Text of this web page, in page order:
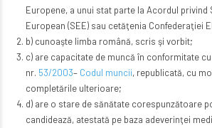
Europene, a unui stat parte la Acordul
European (SEE) sau cetăţenia Confederaţiei
b) cunoaşte limba română, scris şi vorbit;
c) are capacitate de muncă în conformitate
nr. 53/2003– Codul muncii, republicată, cu
completările ulterioare;
d) are o stare de sănătate corespunzătoare
candidează, atestată pe baza adeverinţei